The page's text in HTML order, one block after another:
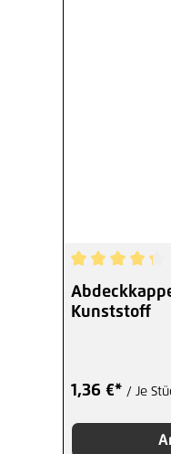
Kunststoff
1,36 €* / Je